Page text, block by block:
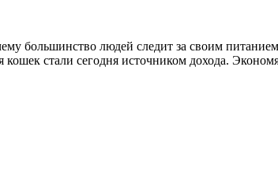
большинство людей следит за своим питанием
стали сегодня источником дохода.